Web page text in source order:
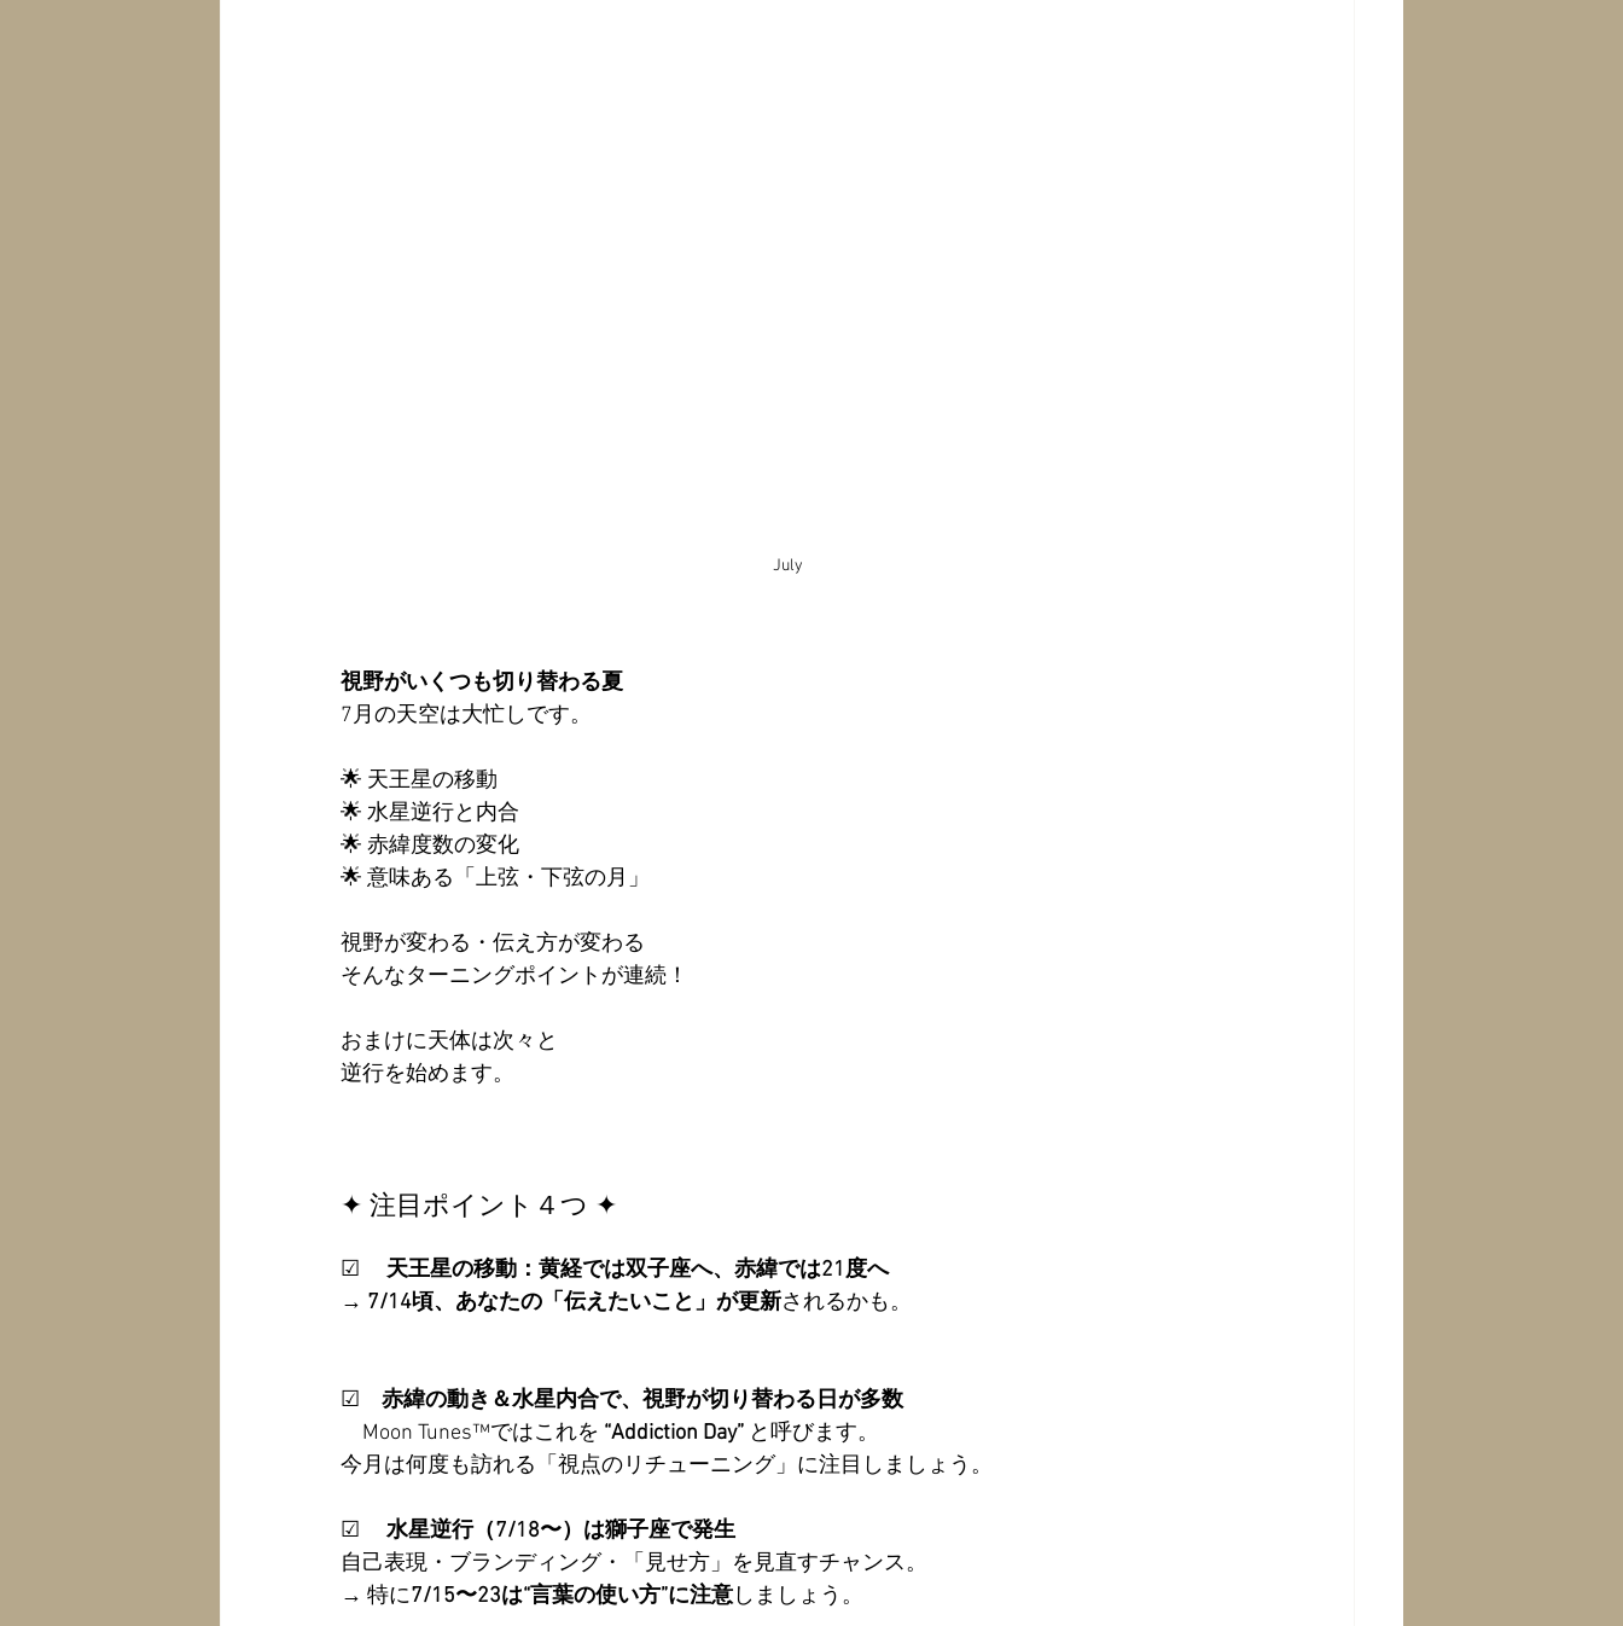
July
視野がいくつも切り替わる夏
7月の天空は大忙しです。
🌟 天王星の移動
🌟 水星逆行と内合
🌟 赤緯度数の変化
🌟 意味ある「上弦・下弦の月」
視野が変わる・伝え方が変わる
そんなターニングポイントが連続！
おまけに天体は次々と
逆行を始めます。
✦ 注目ポイント４つ ✦
☑ 天王星の移動：黄経では双子座へ、赤緯では21度へ
→ 7/14頃、あなたの「伝えたいこと」が更新されるかも。
☑ 赤緯の動き＆水星内合で、視野が切り替わる日が多数
Moon Tunes™ではこれを “Addiction Day” と呼びます。
今月は何度も訪れる「視点のリチューニング」に注目しましょう。
☑ 水星逆行（7/18〜）は獅子座で発生
自己表現・ブランディング・「見せ方」を見直すチャンス。
→ 特に7/15〜23は“言葉の使い方”に注意しましょう。